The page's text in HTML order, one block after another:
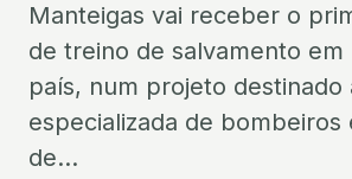
Manteigas vai receber o
de treino de salvamento em
país, num projeto destinado
especializada de bombeiros
de...